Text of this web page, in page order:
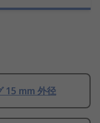
15 mm 外径